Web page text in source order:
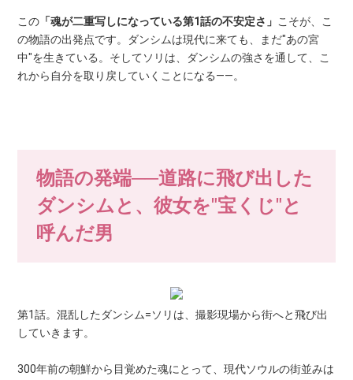
この 「魂が二重写しになっている第1話の不安定さ」 こそが、こ
の物語の出発点です。ダンシムは現代に来ても、まだ"あの宮
中"を生きている。そしてソリは、ダンシムの強さを通して、こ
れから自分を取り戻していくことになる——。
物語の発端──道路に飛び出した
ダンシムと、彼女を"宝くじ"と
呼んだ男
第1話。混乱したダンシム=ソリは、撮影現場から街へと飛び出
していきます。
300年前の朝鮮から目覚めた魂にとって、現代ソウルの街並みは